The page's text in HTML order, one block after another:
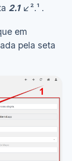
2.1↙².¹ .
em
pela seta